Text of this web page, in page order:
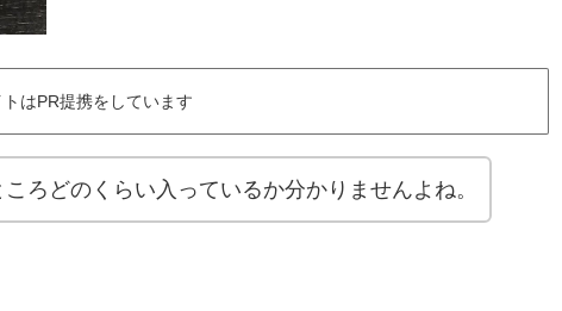
トはPR提携をしています
ろどのくらい入っているか分かりませんよね。